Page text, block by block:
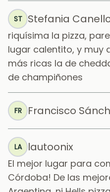
ST Stefania
riquísima la pizza,
lugar calentito, y muy
más ricas la de
de champiñones
FR Francisco
LA lautoonix
El mejor lugar para
Córdoba! De las